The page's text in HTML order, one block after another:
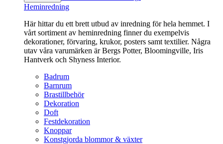
Heminredning
Här hittar du ett brett utbud av inredning för hela hemmet. I
vårt sortiment av heminredning finner du exempelvis
dekorationer, förvaring, krukor, posters samt textilier. Några
utav våra varumärken är Bergs Potter, Bloomingville, Iris
Hantverk och Shyness Interior.
Badrum
Barnrum
Brastillbehör
Dekoration
Doft
Festdekoration
Knoppar
Konstgjorda blommor & växter